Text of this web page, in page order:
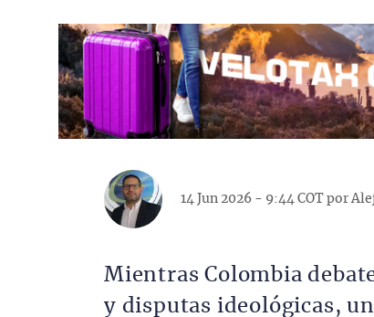
14 Jun 2026 - 9:44 COT por
Mientras Colombia
y disputas ideológicas,